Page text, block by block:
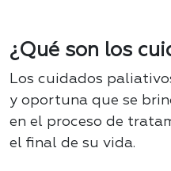
¿Qué son los
Los cuidados
y oportuna que se
en el proceso de
el final de su vida.